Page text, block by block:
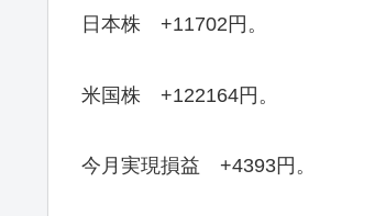
日本株 +11702円。
米国株 +122164円。
今月実現損益 +4393円。